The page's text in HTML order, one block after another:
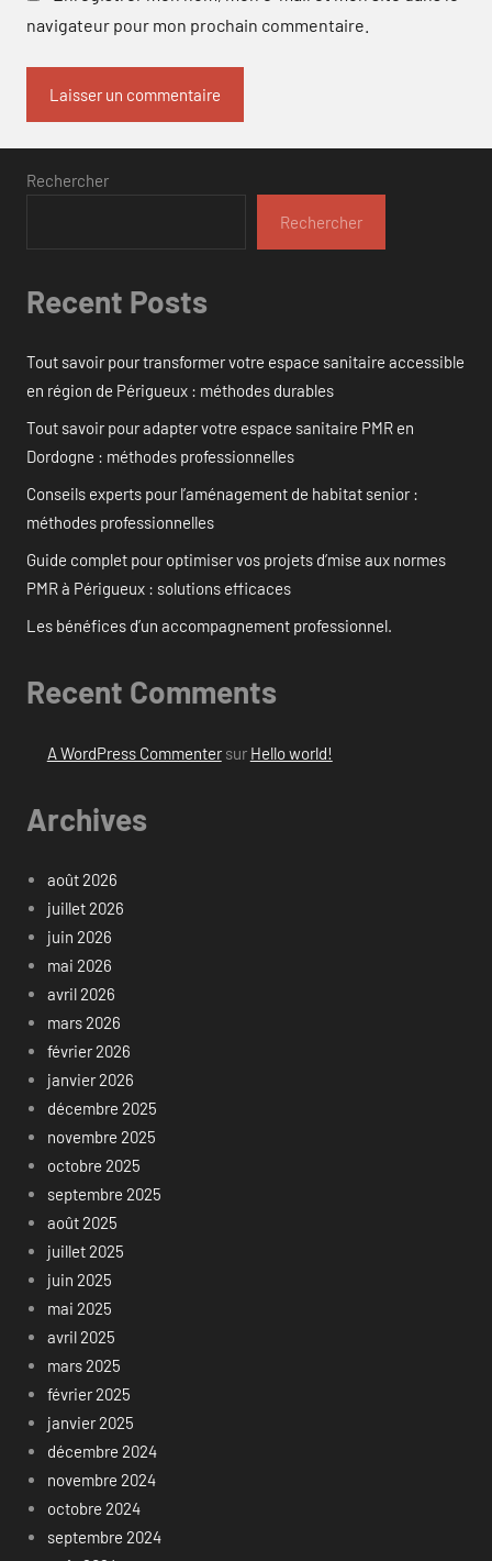
navigateur pour mon prochain commentaire.
Rechercher
Rechercher
Recent Posts
Tout savoir pour transformer votre espace sanitaire accessible
en région de Périgueux : méthodes durables
Tout savoir pour adapter votre espace sanitaire PMR en
Dordogne : méthodes professionnelles
Conseils experts pour l’aménagement de habitat senior :
méthodes professionnelles
Guide complet pour optimiser vos projets d’mise aux normes
PMR à Périgueux : solutions efficaces
Les bénéfices d’un accompagnement professionnel.
Recent Comments
A WordPress Commentersur Hello world!
Archives
août 2026
juillet 2026
juin 2026
mai 2026
avril 2026
mars 2026
février 2026
janvier 2026
décembre 2025
novembre 2025
octobre 2025
septembre 2025
août 2025
juillet 2025
juin 2025
mai 2025
avril 2025
mars 2025
février 2025
janvier 2025
décembre 2024
novembre 2024
octobre 2024
septembre 2024